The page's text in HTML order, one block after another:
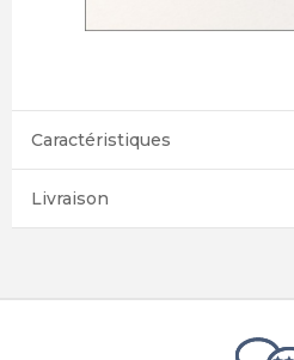
Caractéristiques
Livraison